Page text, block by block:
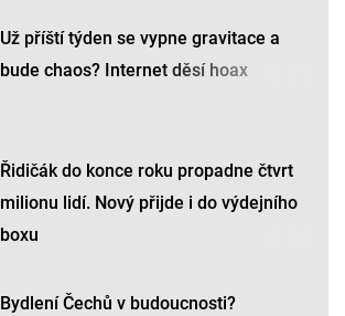
Už příští týden se vypne gravitace a
bude chaos? Internet děsí hoax
Řidičák do konce roku propadne čtvrt
milionu lidí. Nový přijde i do výdejního
boxu
Bydlení Čechů v budoucnosti?